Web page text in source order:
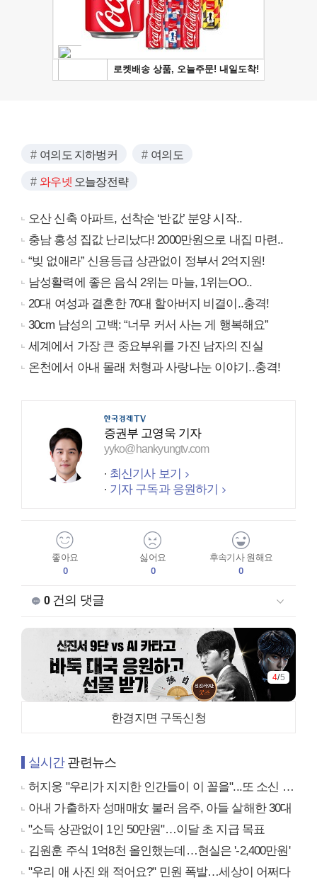
여의도 지하벙커 여의도
와우넷 오늘장전략
오산 신축 아파트, 선착순 ‘반값’ 분양 시작..
충남 홍성 집값 난리났다! 2000만원으로 내집 마련..
“빚 없애라” 신용등급 상관없이 정부서 2억지원!
남성활력에 좋은 음식 2위는 마늘, 1위는OO..
20대 여성과 결혼한 70대 할아버지 비결이..충격!
30cm 남성의 고백: “너무 커서 사는 게 행복해요”
세계에서 가장 큰 중요부위를 가진 남자의 진실
온천에서 아내 몰래 처형과 사랑나눈 이야기..충격!
증권부 고영욱 기자
yyko@hankyungtv.com
최신기사 보기
기자 구독과 응원하기
좋아요
0
싫어요
0
후속기사 원해요
0
0건의 댓글
4/5
한경지면 구독신청
실시간관련뉴스
허지웅 "우리가 지지한 인간들이 이 꼴을"...또 소신 발언
아내 가출하자 성매매女 불러 음주, 아들 살해한 30대
"소득 상관없이 1인 50만원"…이달 초 지급 목표
김원훈 주식 1억8천 올인했는데…현실은 '-2,400만원'
"우리 애 사진 왜 적어요?" 민원 폭발…세상이 어쩌다